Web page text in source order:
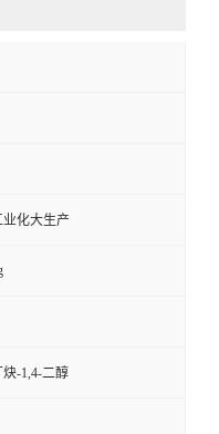
化大生产
炔-1,4-二醇